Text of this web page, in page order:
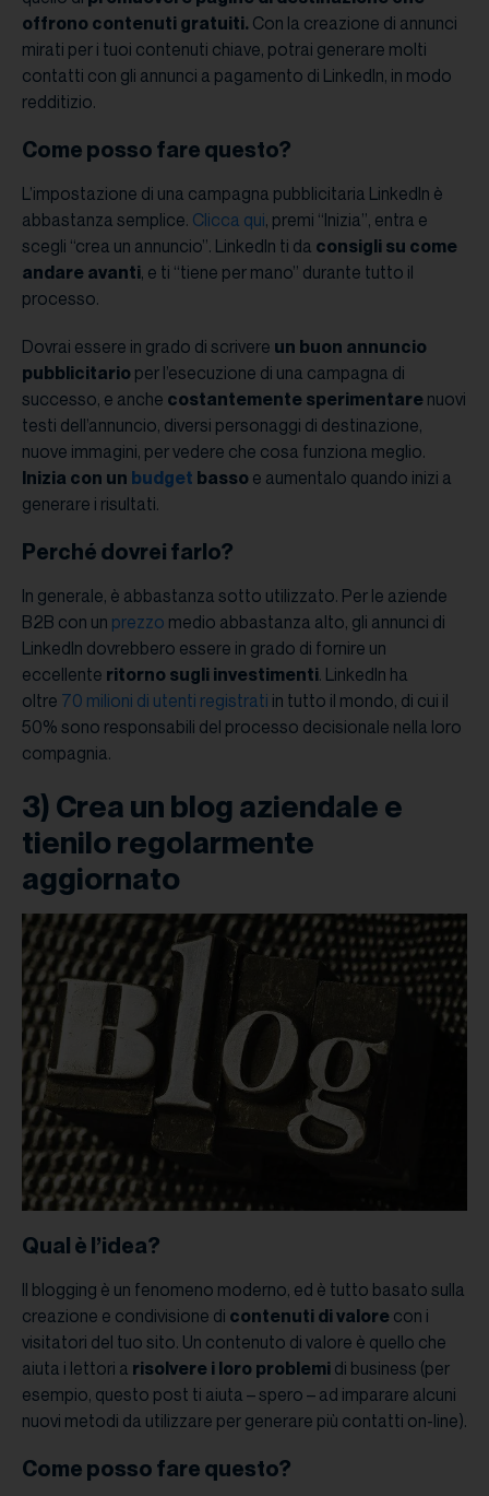
offrono contenuti gratuiti. Con la creazione di annunci
mirati per i tuoi contenuti chiave, potrai generare molti
contatti con gli annunci a pagamento di LinkedIn, in modo
redditizio.
Come posso fare questo?
L’impostazione di una campagna pubblicitaria LinkedIn è
abbastanza semplice. Clicca qui, premi “Inizia”, entra e
scegli “crea un annuncio”. LinkedIn ti da consigli su come
andare avanti, e ti “tiene per mano” durante tutto il
processo.
Dovrai essere in grado di scrivere un buon annuncio
pubblicitario per l’esecuzione di una campagna di
successo, e anche costantemente sperimentare nuovi
testi dell’annuncio, diversi personaggi di destinazione,
nuove immagini, per vedere che cosa funziona meglio.
Inizia con un budget basso e aumentalo quando inizi a
generare i risultati.
Perché dovrei farlo?
In generale, è abbastanza sotto utilizzato. Per le aziende
B2B con un prezzo medio abbastanza alto, gli annunci di
LinkedIn dovrebbero essere in grado di fornire un
eccellente ritorno sugli investimenti. LinkedIn ha
oltre 70 milioni di utenti registrati in tutto il mondo, di cui il
50% sono responsabili del processo decisionale nella loro
compagnia.
3) Crea un blog aziendale e
tienilo regolarmente
aggiornato
Qual è l’idea?
Il blogging è un fenomeno moderno, ed è tutto basato sulla
creazione e condivisione di contenuti di valore con i
visitatori del tuo sito. Un contenuto di valore è quello che
aiuta i lettori a risolvere i loro problemi di business (per
esempio, questo post ti aiuta – spero – ad imparare alcuni
nuovi metodi da utilizzare per generare più contatti on-line).
Come posso fare questo?